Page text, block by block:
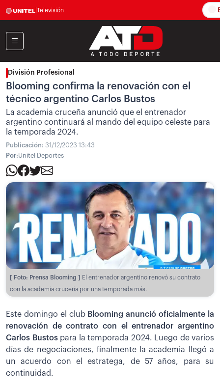
Televisión
División Profesional
Blooming confirma la renovación con el
técnico argentino Carlos Bustos
La academia cruceña anunció que el entrenador
argentino continuará al mando del equipo celeste para
la temporada 2024.
Publicación: 31/12/2023 13:43
Por:Unitel Deportes
[ Foto: Prensa Blooming ]
El entrenador argentino renovó su contrato
con la academia cruceña por una temporada más.
Este domingo el club Blooming anunció oficialmente la
renovación de contrato con el entrenador argentino
Carlos Bustospara la temporada 2024. Luego de varios
días de negociaciones, finalmente la academia llegó a
un acuerdo con el estratega, de 57 años, para su
continuidad.